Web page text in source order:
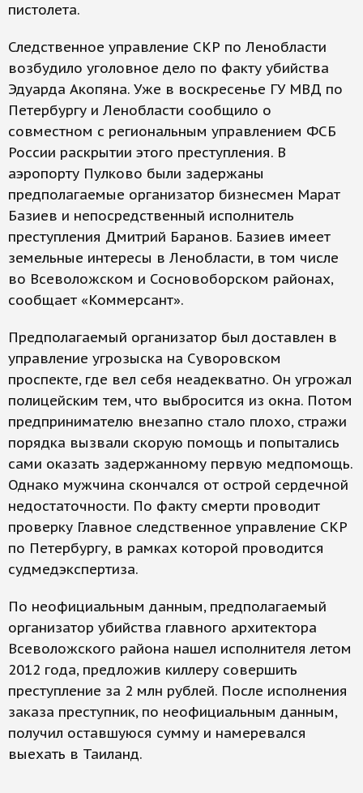
пистолета.
Следственное управление СКР по Ленобласти
возбудило уголовное дело по факту убийства
Эдуарда Акопяна. Уже в воскресенье ГУ МВД по
Петербургу и Ленобласти сообщило о
совместном с региональным управлением ФСБ
России раскрытии этого преступления. В
аэропорту Пулково были задержаны
предполагаемые организатор бизнесмен Марат
Базиев и непосредственный исполнитель
преступления Дмитрий Баранов. Базиев имеет
земельные интересы в Ленобласти, в том числе
во Всеволожском и Сосновоборском районах,
сообщает «Коммерсант».
Предполагаемый организатор был доставлен в
управление угрозыска на Суворовском
проспекте, где вел себя неадекватно. Он угрожал
полицейским тем, что выбросится из окна. Потом
предпринимателю внезапно стало плохо, стражи
порядка вызвали скорую помощь и попытались
сами оказать задержанному первую медпомощь.
Однако мужчина скончался от острой сердечной
недостаточности. По факту смерти проводит
проверку Главное следственное управление СКР
по Петербургу, в рамках которой проводится
судмедэкспертиза.
По неофициальным данным, предполагаемый
организатор убийства главного архитектора
Всеволожского района нашел исполнителя летом
2012 года, предложив киллеру совершить
преступление за 2 млн рублей. После исполнения
заказа преступник, по неофициальным данным,
получил оставшуюся сумму и намеревался
выехать в Таиланд.